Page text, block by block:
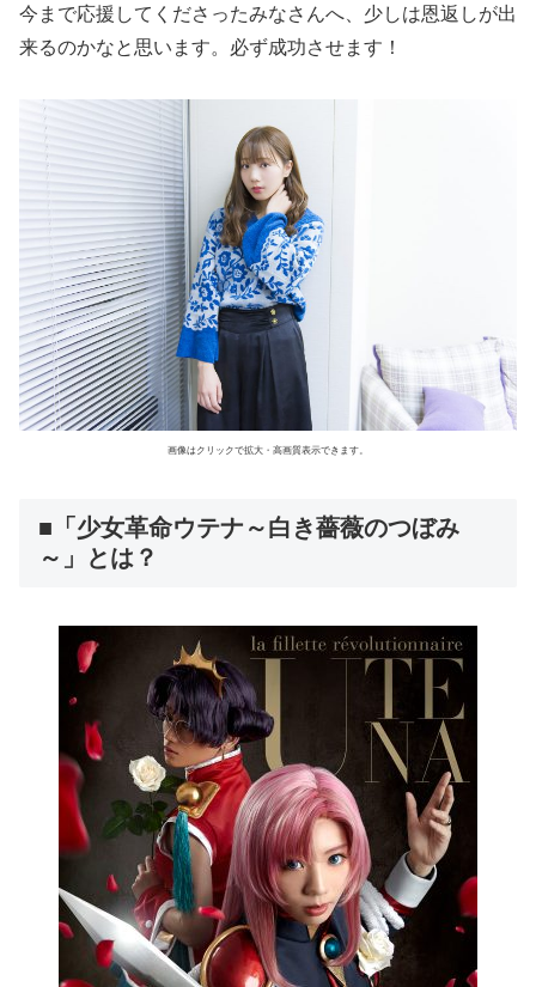
今まで応援してくださったみなさんへ、少しは恩返しが出
来るのかなと思います。必ず成功させます！
画像はクリックで拡大・高画質表示できます。
■「少女革命ウテナ～白き薔薇のつぼみ
～」とは？